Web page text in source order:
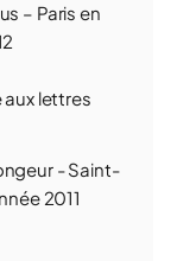
– Paris en
lettres
- Saint-
2011